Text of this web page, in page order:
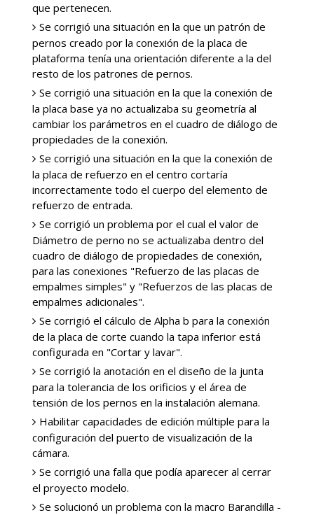
que pertenecen.
Se corrigió una situación en la que un patrón de
pernos creado por la conexión de la placa de
plataforma tenía una orientación diferente a la del
resto de los patrones de pernos.
Se corrigió una situación en la que la conexión de
la placa base ya no actualizaba su geometría al
cambiar los parámetros en el cuadro de diálogo de
propiedades de la conexión.
Se corrigió una situación en la que la conexión de
la placa de refuerzo en el centro cortaría
incorrectamente todo el cuerpo del elemento de
refuerzo de entrada.
Se corrigió un problema por el cual el valor de
Diámetro de perno no se actualizaba dentro del
cuadro de diálogo de propiedades de conexión,
para las conexiones "Refuerzo de las placas de
empalmes simples" y "Refuerzos de las placas de
empalmes adicionales".
Se corrigió el cálculo de Alpha b para la conexión
de la placa de corte cuando la tapa inferior está
configurada en "Cortar y lavar".
Se corrigió la anotación en el diseño de la junta
para la tolerancia de los orificios y el área de
tensión de los pernos en la instalación alemana.
Habilitar capacidades de edición múltiple para la
configuración del puerto de visualización de la
cámara.
Se corrigió una falla que podía aparecer al cerrar
el proyecto modelo.
Se solucionó un problema con la macro Barandilla -